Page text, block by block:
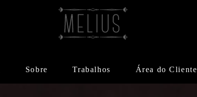
Sobre Trabalhos Área do Cliente